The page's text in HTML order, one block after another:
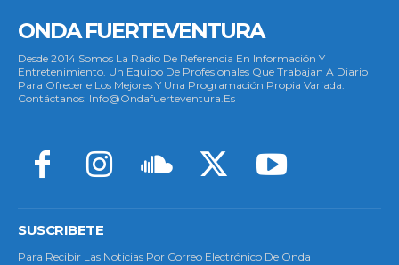
ONDA FUERTEVENTURA
Desde 2014 Somos La Radio De Referencia En Información Y
Entretenimiento. Un Equipo De Profesionales Que Trabajan A Diario
Para Ofrecerle Los Mejores Y Una Programación Propia Variada.
Contáctanos: Info@ondafuerteventura.es
SUSCRIBETE
Para Recibir Las Noticias Por Correo Electrónico De Onda